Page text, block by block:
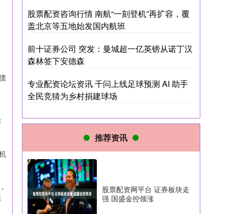
股票配资咨询行情 南航“一刻登机”再扩容，覆
盖北京等五地始发国内航班
前十证券公司 突发：曼城超一亿英镑从诺丁汉
森林签下安德森
专业配资论坛资讯 千问上线足球预测 AI 助手
全民竞猜为乡村捐建球场
推荐资讯
股票配资网平台 证券板块走
强 国盛金控领涨